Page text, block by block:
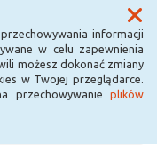
informacji
w celu zapewnienia
możesz dokonać zmiany
w Twojej przeglądarce.
przechowywanie plików
Menu